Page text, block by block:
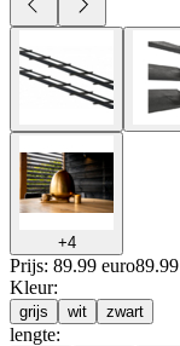
+4
Prijs: 89.99 euro89.99
Kleur:
grijs wit zwart
lengte: